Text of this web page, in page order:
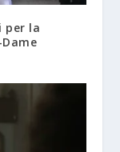
per la